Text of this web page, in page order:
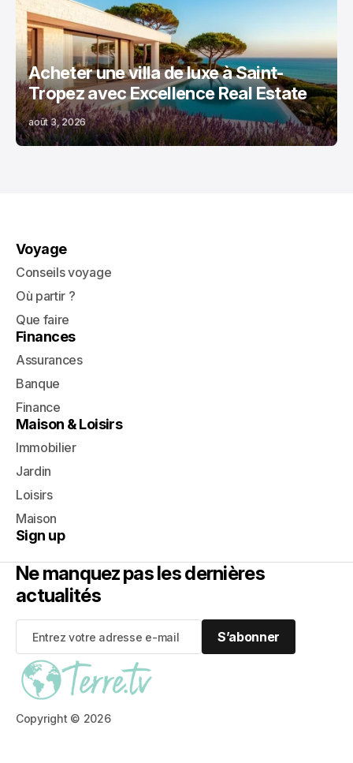
Acheter une villa de luxe à Saint-
Tropez avec Excellence Real Estate
août 3, 2026
Copyright © 2026
Voyage
Conseils voyage
Où partir ?
Que faire
Finances
Assurances
Banque
Finance
Maison & Loisirs
Immobilier
Jardin
Loisirs
Maison
Sign up
Ne manquez pas les dernières
actualités
S’abonner
S’abonner